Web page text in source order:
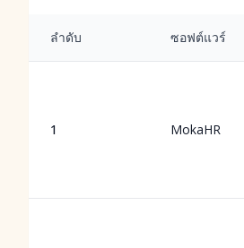
ลำดับ ซอฟต์แวร์
1 MokaHR